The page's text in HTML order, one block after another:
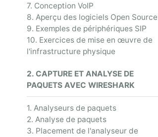
7. Conception VoIP
8. Aperçu des logiciels Open Source
9. Exemples de périphériques SIP
10. Exercices de mise en œuvre de
l'infrastructure physique
2. CAPTURE ET ANALYSE DE
PAQUETS AVEC WIRESHARK
1. Analyseurs de paquets
2. Analyse de paquets
3. Placement de l'analyseur de